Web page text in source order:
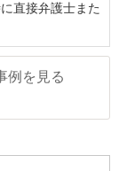
直接弁護士また
例を見る